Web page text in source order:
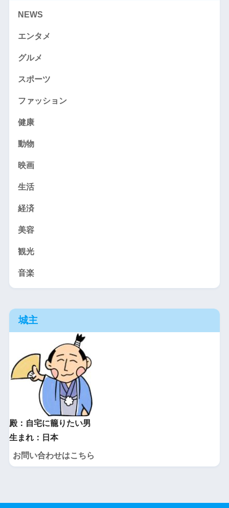
NEWS
エンタメ
グルメ
スポーツ
ファッション
健康
動物
映画
生活
経済
美容
観光
音楽
城主
殿：自宅に籠りたい男
生まれ：日本
お問い合わせはこちら